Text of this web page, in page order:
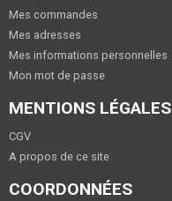
Mes commandes
Mes adresses
Mes informations personnelles
Mon mot de passe
MENTIONS LÉGALES
CGV
A propos de ce site
COORDONNÉES